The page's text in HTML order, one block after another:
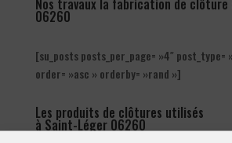
Nos travaux la fabrication de
06260
[su_posts posts_per_page= »4″
order= »asc » orderby= »rand »]
Les produits de clôtures utilisés
à Saint-Léger 06260